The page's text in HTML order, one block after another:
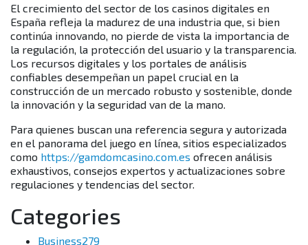
El crecimiento del sector de los casinos digitales en
España refleja la madurez de una industria que, si bien
continúa innovando, no pierde de vista la importancia de
la regulación, la protección del usuario y la transparencia.
Los recursos digitales y los portales de análisis
confiables desempeñan un papel crucial en la
construcción de un mercado robusto y sostenible, donde
la innovación y la seguridad van de la mano.
Para quienes buscan una referencia segura y autorizada
en el panorama del juego en línea, sitios especializados
como https://gamdomcasino.com.es ofrecen análisis
exhaustivos, consejos expertos y actualizaciones sobre
regulaciones y tendencias del sector.
Categories
Business279